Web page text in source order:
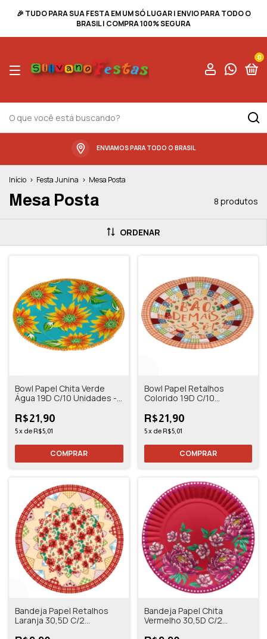
🎉 TUDO PARA SUA FESTA EM UM SÓ LUGAR | ENVIO PARA TODO O
BRASIL | COMPRA 100% SEGURA
0
ENVIAMOS PARA TODO O BRASIL
Início > Festa Junina > Mesa Posta
Mesa Posta 8 produtos
ORDENAR
Bowl Papel Chita Verde
Água 19D C/10 Unidades -
R$21,90
5x de R$5,01
Bowl Papel Retalhos
Colorido 19D C/10
R$21,90
5x de R$5,01
Bandeja Papel Retalhos
Laranja 30,5D C/2
Bandeja Papel Chita
Vermelho 30,5D C/2